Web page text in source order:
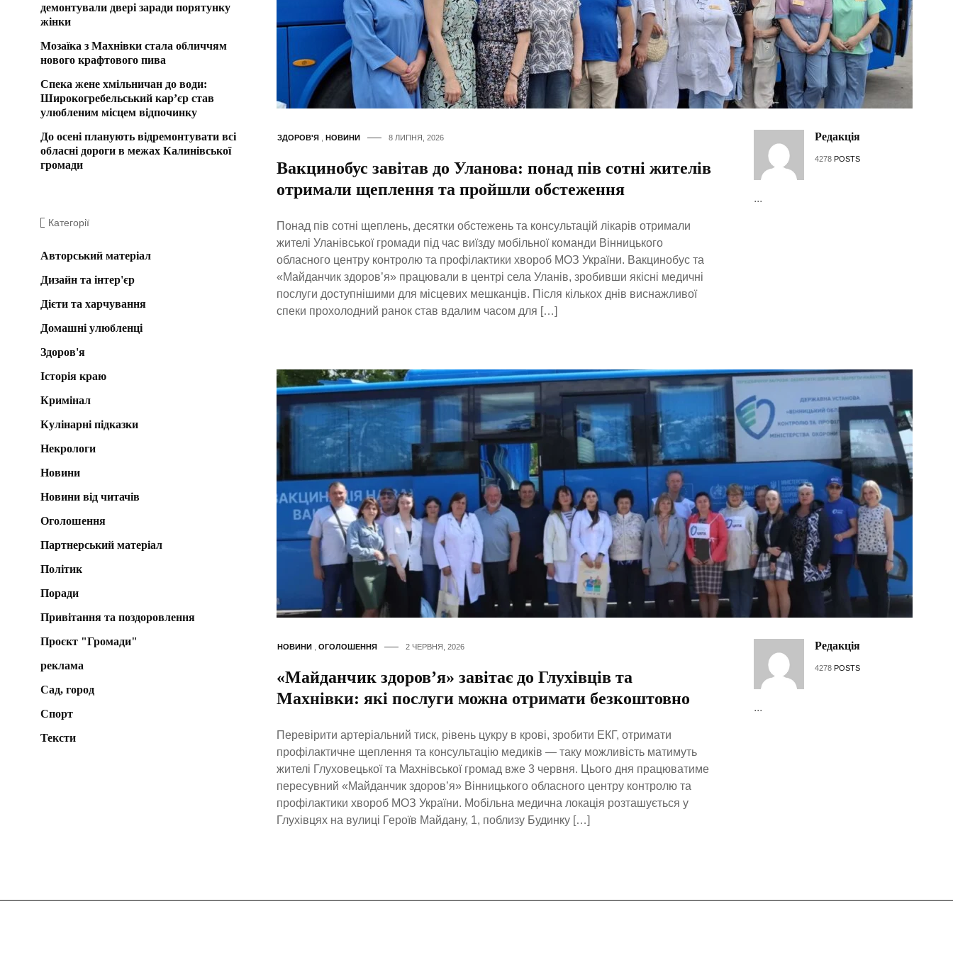
ЗДОРОВ'Я, НОВИНИ 8 ЛИПНЯ, 2026
Вакцинобус завітав до Уланова: понад пів сотні жителів
отримали щеплення та пройшли обстеження
Понад пів сотні щеплень, десятки обстежень та консультацій лікарів отримали
жителі Уланівської громади під час виїзду мобільної команди Вінницького
обласного центру контролю та профілактики хвороб МОЗ України. Вакцинобус та
«Майданчик здоров’я» працювали в центрі села Уланів, зробивши якісні медичні
послуги доступнішими для місцевих мешканців. Після кількох днів виснажливої
спеки прохолодний ранок став вдалим часом для […]
Редакція
4278 POSTS
...
НОВИНИ, ОГОЛОШЕННЯ 2 ЧЕРВНЯ, 2026
«Майданчик здоров’я» завітає до Глухівців та
Махнівки: які послуги можна отримати безкоштовно
Перевірити артеріальний тиск, рівень цукру в крові, зробити ЕКГ, отримати
профілактичне щеплення та консультацію медиків — таку можливість матимуть
жителі Глуховецької та Махнівської громад вже 3 червня. Цього дня працюватиме
пересувний «Майданчик здоров’я» Вінницького обласного центру контролю та
профілактики хвороб МОЗ України. Мобільна медична локація розташується у
Глухівцях на вулиці Героїв Майдану, 1, поблизу Будинку […]
Редакція
4278 POSTS
...
демонтували двері заради порятунку
жінки
Мозаїка з Махнівки стала обличчям
нового крафтового пива
Спека жене хмільничан до води:
Широкогребельський кар’єр став
улюбленим місцем відпочинку
До осені планують відремонтувати всі
обласні дороги в межах Калинівської
громади
Категорії
Авторський матеріал
Дизайн та інтер'єр
Дієти та харчування
Домашні улюбленці
Здоров'я
Історія краю
Кримінал
Кулінарні підказки
Некрологи
Новини
Новини від читачів
Оголошення
Партнерський матеріал
Політик
Поради
Привітання та поздоровлення
Проєкт "Громади"
реклама
Сад, город
Спорт
Тексти